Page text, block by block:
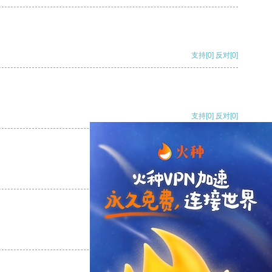
支持[0] 反对[0]
支持[0] 反对[0]
支持[0] 反对
支持